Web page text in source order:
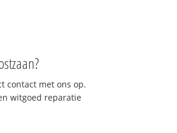
contact met ons op.
witgoed reparatie